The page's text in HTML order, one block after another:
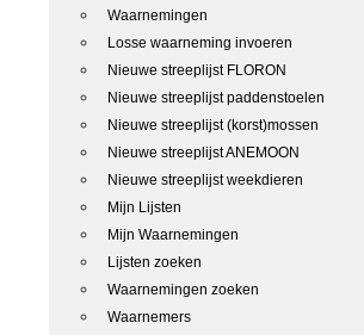
Waarnemingen
Losse waarneming invoeren
Nieuwe streeplijst FLORON
Nieuwe streeplijst paddenstoelen
Nieuwe streeplijst (korst)mossen
Nieuwe streeplijst ANEMOON
Nieuwe streeplijst weekdieren
Mijn Lijsten
Mijn Waarnemingen
Lijsten zoeken
Waarnemingen zoeken
Waarnemers